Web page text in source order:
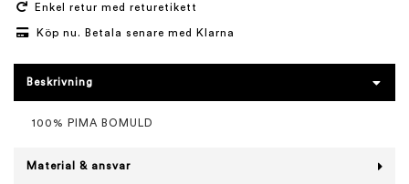
Enkel retur med returetikett
Köp nu. Betala senare med Klarna
Beskrivning
100% PIMA BOMULD
Material & ansvar